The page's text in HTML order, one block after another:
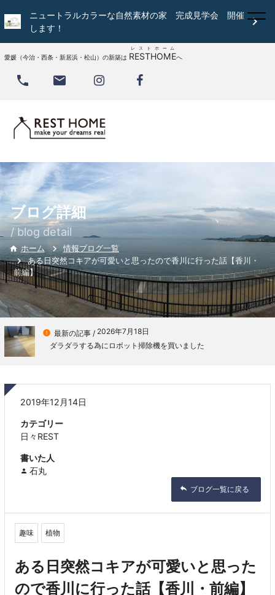
ニュートラルカラーな自然素材の家 完成見学会 開催
します！

愛媛（今治・西条・新居浜・松山）の新築は RESTHOME
レストホーム
へ
 
ブログ詳細
/ blog detail
 ホーム
情報ブログ一覧
ある日突然コキアが可愛いと思ったので香川に行った話【香川・
前編】
 最新の記事 / 2026年7月18日
ダラダラする為にロボット掃除機を買いました
2019年12月14日
カテゴリー
日々REST
書いた人
石丸
ブログ一覧に戻る
趣味 植物
ある日突然コキアが可愛いと思った
ので香川に行った話【香川・前編】